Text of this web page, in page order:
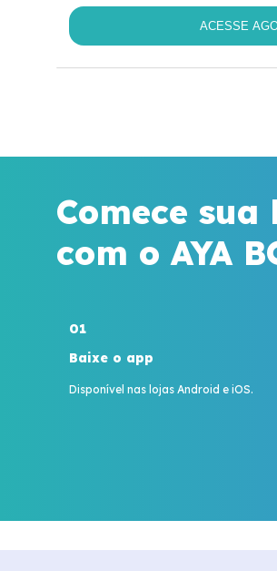
ACESSE
Comece
com o AYA
01
Baixe o app
Disponível nas lojas Android e iOS.